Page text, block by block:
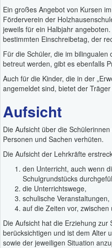
Ein großes Angebot von Kursen
Förderverein der
jeweils für ein Halbjahr
bestimmten Einschreibetag, der
Für die Schüler, die im bilingualen
betreut werden, gibt es ebenfalls
Auch für die Kinder, die in der
angemeldet sind, bietet der
Aufsicht
Die Aufsicht über die
Personen und Sachen verhüten.
Die Aufsicht der Lehrkräfte
den Unterricht, auch wenn
Schulgrundstücks
die Unterrichtswege,
schulische Veranstaltungen,
auf die Zeiten vor,
Die Aufsicht hat die Erziehung zur
berücksichtigen und ist dem Alter
sowie der jeweiligen Situation